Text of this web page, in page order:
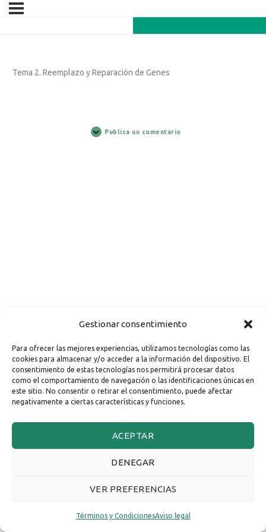
Gestionar consentimiento
Para ofrecer las mejores experiencias, utilizamos tecnologías como las
cookies para almacenar y/o acceder a la información del dispositivo. El
consentimiento de estas tecnologías nos permitirá procesar datos
como el comportamiento de navegación o las identificaciones únicas en
este sitio. No consentir o retirar el consentimiento, puede afectar
negativamente a ciertas características y funciones.
ACEPTAR
DENEGAR
VER PREFERENCIAS
Términos y CondicionesAviso legal
Tema 2. Reemplazo y Reparación de Genes
Publica un comentario